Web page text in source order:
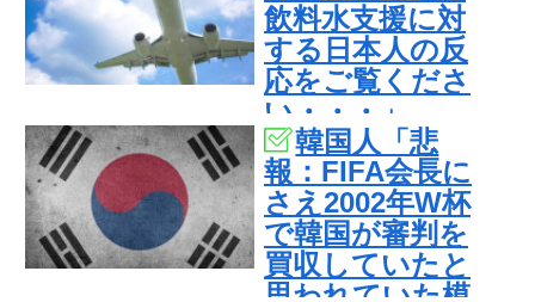
飲料水支援に対
する日本人の反
応をご覧くださ
い・・・」
→「」
韓国人「悲
報：FIFA会長に
さえ2002年W杯
で韓国が審判を
買収していたと